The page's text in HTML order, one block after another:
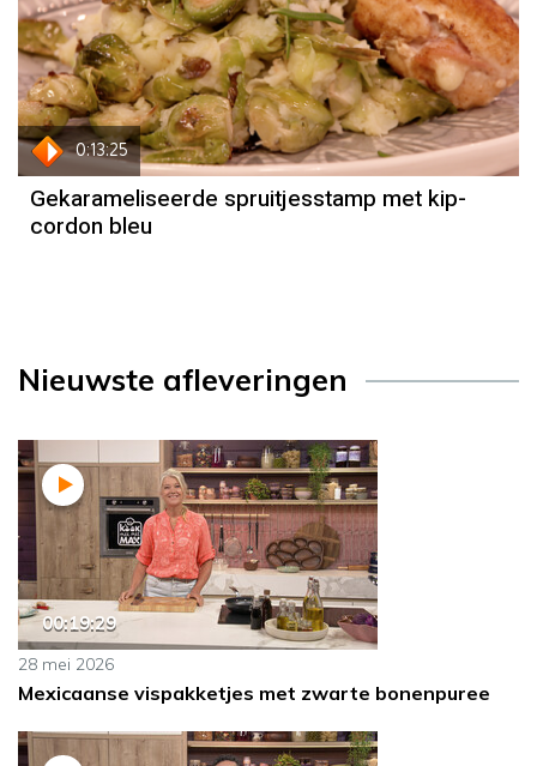
0:13:25
Recept
Sandra Ysbrandy
Gekarameliseerde spruitjesstamp met kip-
cordon bleu
Nieuwste afleveringen
00:19:29
28 mei 2026
Mexicaanse vispakketjes met zwarte bonenpuree